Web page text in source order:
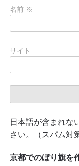
名前 ※
サイト
日本語が含まれな
さい。（スパム対
京都でのぼり旗を